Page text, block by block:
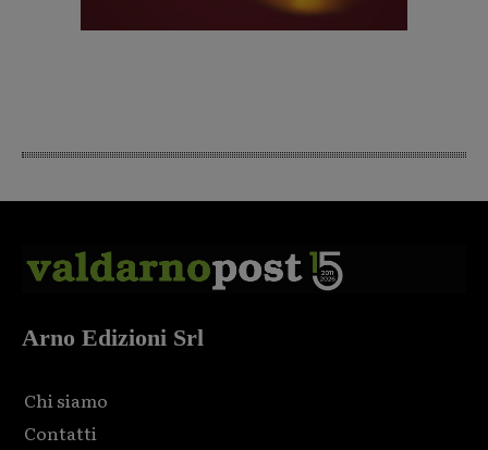
Arno Edizioni Srl
Chi siamo
Contatti